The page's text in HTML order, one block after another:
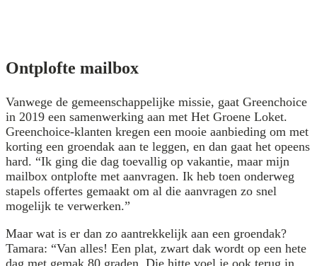
Ontplofte mailbox
Vanwege de gemeenschappelijke missie, gaat Greenchoice
in 2019 een samenwerking aan met Het Groene Loket.
Greenchoice-klanten kregen een mooie aanbieding om met
korting een groendak aan te leggen, en dan gaat het opeens
hard. “Ik ging die dag toevallig op vakantie, maar mijn
mailbox ontplofte met aanvragen. Ik heb toen onderweg
stapels offertes gemaakt om al die aanvragen zo snel
mogelijk te verwerken.”
Maar wat is er dan zo aantrekkelijk aan een groendak?
Tamara: “Van alles! Een plat, zwart dak wordt op een hete
dag met gemak 80 graden. Die hitte voel je ook terug in